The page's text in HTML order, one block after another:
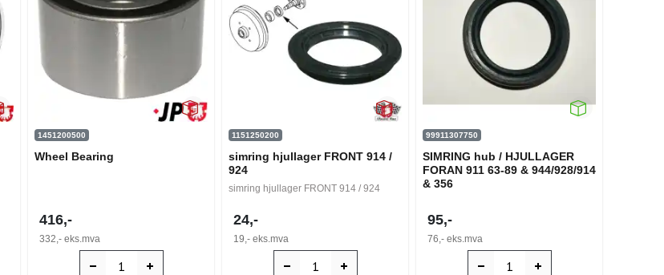
1451200500
Wheel Bearing
416,-
332,- eks.mva
1151250200
simring hjullager FRONT 914 /
924
simring hjullager FRONT 914 / 924
24,-
19,- eks.mva
99911307750
SIMRING hub / HJULLAGER
FORAN 911 63-89 & 944/928/914
& 356
95,-
76,- eks.mva